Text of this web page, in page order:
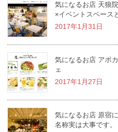
気になるお店 天狼
×イベントスペース
2017年1月31日
気になるお店 アボ
ェ
2017年1月27日
気になるお店 原宿
名称実は大事です。